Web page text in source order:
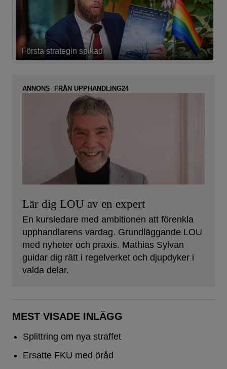
Första strategin spikad
ANNONS FRÅN UPPHANDLING24
Lär dig LOU av en expert
En kursledare med ambitionen att förenkla
upphandlarens vardag. Grundläggande LOU
med nyheter och praxis. Mathias Sylvan
guidar dig rätt i regelverket och djupdyker i
valda delar.
MEST VISADE INLÄGG
Splittring om nya straffet
Ersatte FKU med öråd